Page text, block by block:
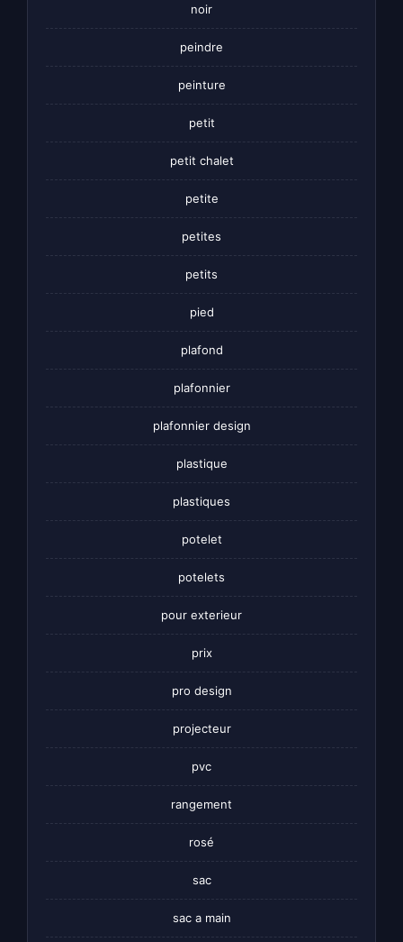
noir
peindre
peinture
petit
petit chalet
petite
petites
petits
pied
plafond
plafonnier
plafonnier design
plastique
plastiques
potelet
potelets
pour exterieur
prix
pro design
projecteur
pvc
rangement
rosé
sac
sac a main